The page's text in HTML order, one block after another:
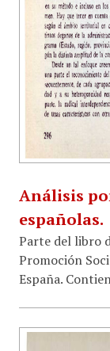
Análisis
españolas.
Parte del libro
Promoción
España.